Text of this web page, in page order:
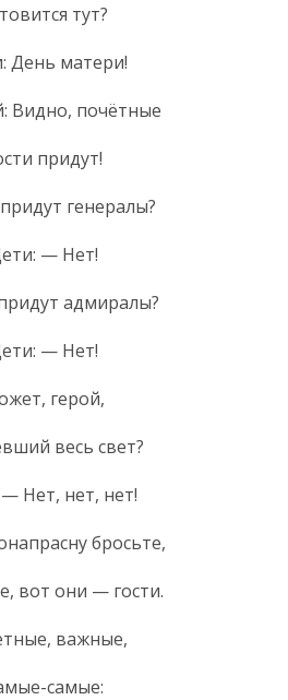
тут?
День матери!
Видно, почётные
придут!
генералы?
— Нет!
адмиралы?
— Нет!
герой,
весь свет?
Нет, нет, нет!
бросьте,
вот они — гости.
важные,
самые: